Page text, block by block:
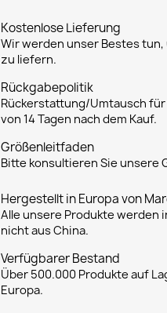
Kostenlose Lieferung
Wir werden unser Bestes
zu liefern.
Rückgabepolitik
Rückerstattung/Umtausch
von 14 Tagen nach dem Kauf.
Größenleitfaden
Bitte konsultieren Sie unsere
Hergestellt in Europa von
Alle unsere Produkte werden
nicht aus China.
Verfügbarer Bestand
Über 500.000 Produkte auf
Europa.